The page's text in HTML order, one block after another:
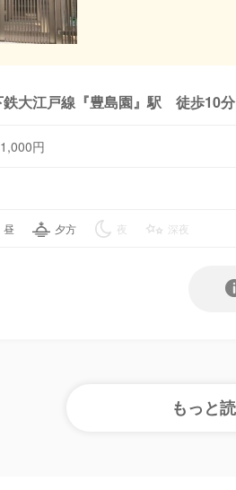
鉄大江戸線『豊島園』駅 徒歩10分
円
昼 夕方 夜 深夜